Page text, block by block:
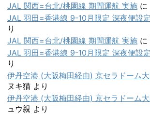
JAL 関西=台北/桃園線 期間運航 実施 に
JAL 羽田=香港線 9-10月限定 深夜便設定
り
JAL 関西=台北/桃園線 期間運航 実施 に
JAL 羽田=香港線 9-10月限定 深夜便設定
り
伊丹空港 (大阪梅田経由) 京セラドーム
ヌキ猫 より
伊丹空港 (大阪梅田経由) 京セラドーム
ュウ親 より